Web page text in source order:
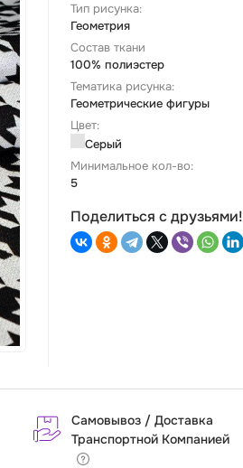
Тип рисунка:
Геометрия
Состав ткани
100% полиэстер
Тематика рисунка:
Геометрические фигуры
Цвет:
Серый
Минимальное кол-во:
5
Поделиться с друзьями!
Самовывоз / Доставка
Транспортной Компанией